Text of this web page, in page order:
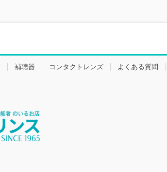
補聴器 コンタクトレンズ よくある質問